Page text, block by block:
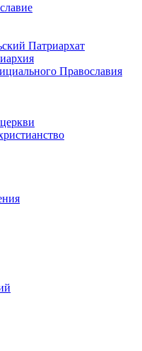
Патриархат
Православия